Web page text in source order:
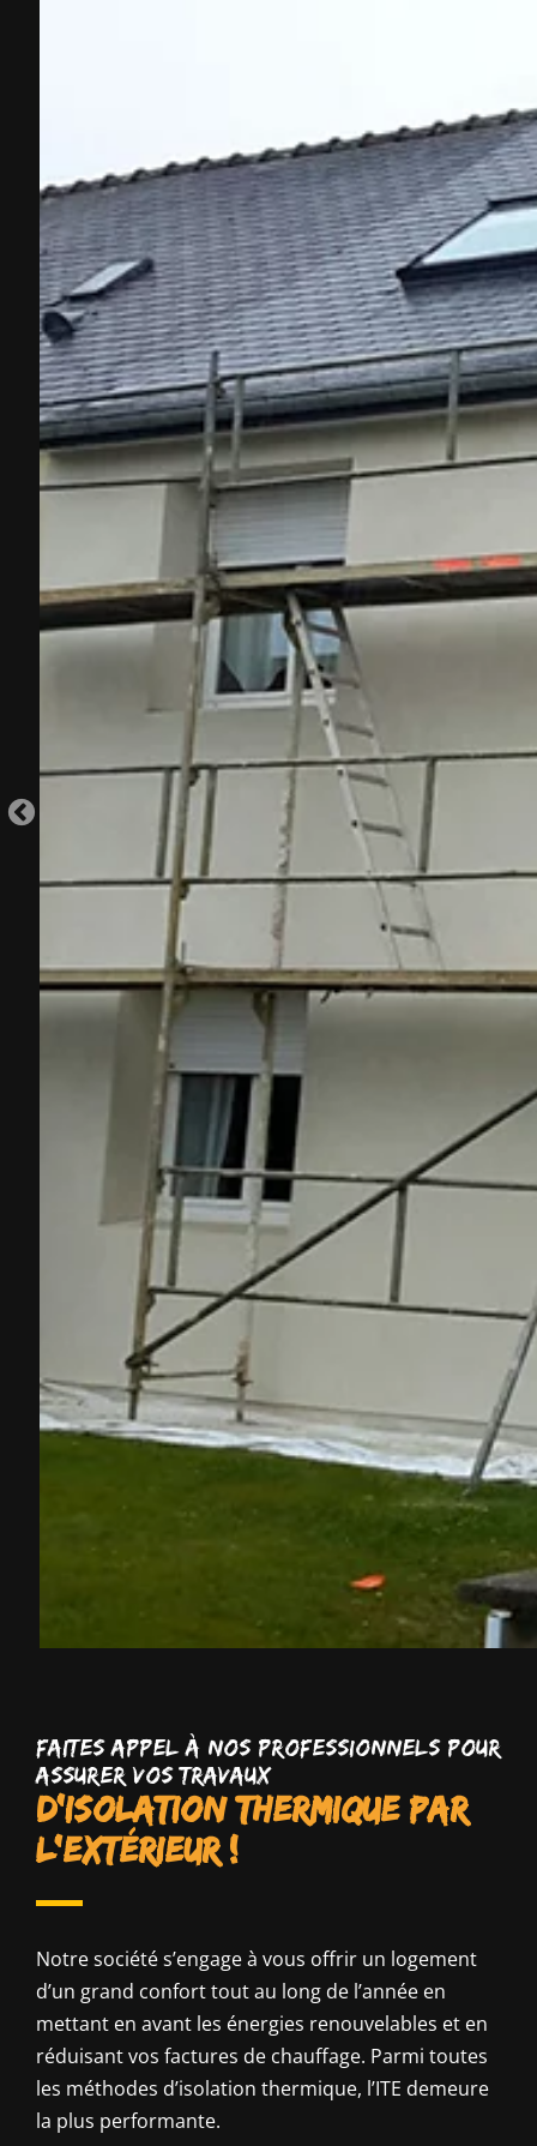
Faites appel à nos professionnels pour
assurer vos travaux
d’isolation thermique par
l’extérieur !
Notre société s’engage à vous offrir un logement
d’un grand confort tout au long de l’année en
mettant en avant les énergies renouvelables et en
réduisant vos factures de chauffage. Parmi toutes
les méthodes d’isolation thermique, l’ITE demeure
la plus performante.